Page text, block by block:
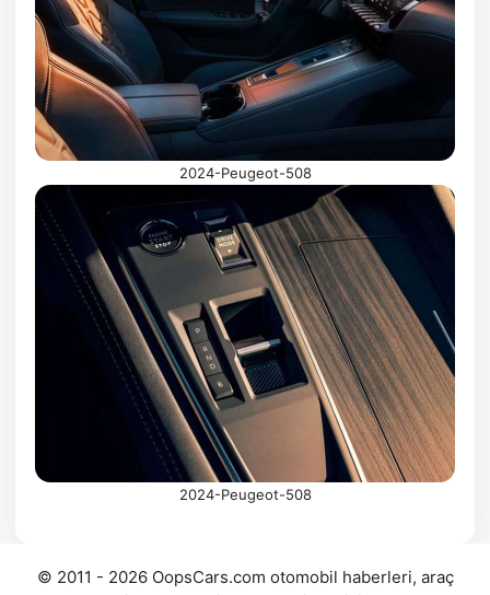
2024-Peugeot-508
2024-Peugeot-508
© 2011 - 2026 OopsCars.com otomobil haberleri, araç